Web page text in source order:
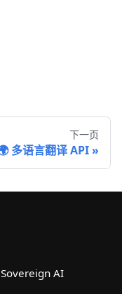
下一页
多语言翻译 API
AI